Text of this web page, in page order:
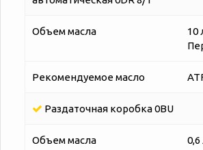
Объем масла
10
Рекомендуемое масло
Раздаточная коробка 0BU
Объем масла 0,6